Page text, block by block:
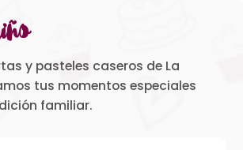
y pasteles caseros de La
tus momentos especiales
familiar.